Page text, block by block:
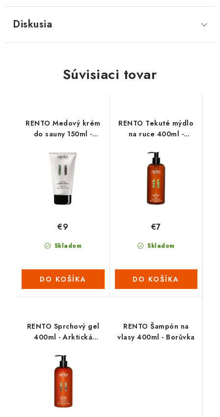
Diskusia
Súvisiaci tovar
RENTO Medový krém
do sauny 150ml -
Skladom
€9
DO KOŠÍKA
RENTO Tekuté mýdlo
na ruce 400ml -
Skladom
€7
DO KOŠÍKA
RENTO Sprchový gel
400ml - Arktická
RENTO Šampón na
vlasy 400ml - Borůvka